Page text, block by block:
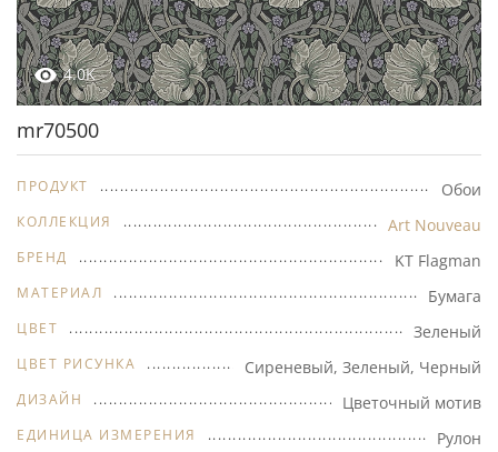
4.0K
mr70500
ПРОДУКТ Обои
КОЛЛЕКЦИЯ Art Nouveau
БРЕНД KT Flagman
МАТЕРИАЛ Бумага
ЦВЕТ РИСУНКА Сиреневый, Зеленый, Черный
ДИЗАЙН Цветочный мотив
ЕДИНИЦА ИЗМЕРЕНИЯ Рулон
ЦВЕТ Зеленый